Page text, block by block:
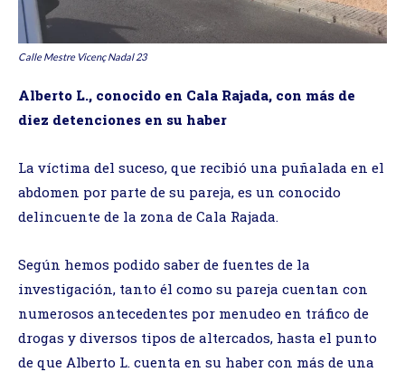
Calle Mestre Vicenç Nadal 23
Alberto L., conocido en Cala Rajada, con más de
diez detenciones en su haber
La víctima del suceso, que recibió una puñalada en el
abdomen por parte de su pareja, es un conocido
delincuente de la zona de Cala Rajada.
Según hemos podido saber de fuentes de la
investigación, tanto él como su pareja cuentan con
numerosos antecedentes por menudeo en tráfico de
drogas y diversos tipos de altercados, hasta el punto
de que Alberto L. cuenta en su haber con más de una